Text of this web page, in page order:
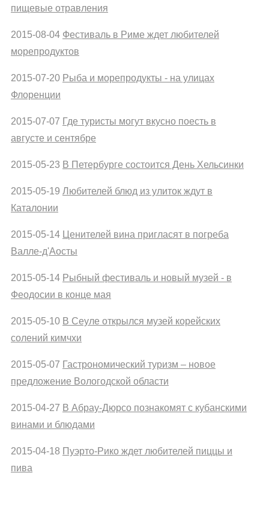
пищевые отравления
2015-08-04 Фестиваль в Риме ждет любителей
морепродуктов
2015-07-20 Рыба и морепродукты - на улицах
Флоренции
2015-07-07 Где туристы могут вкусно поесть в
августе и сентябре
2015-05-23 В Петербурге состоится День Хельсинки
2015-05-19 Любителей блюд из улиток ждут в
Каталонии
2015-05-14 Ценителей вина пригласят в погреба
Валле-д'Аосты
2015-05-14 Рыбный фестиваль и новый музей - в
Феодосии в конце мая
2015-05-10 В Сеуле открылся музей корейских
солений кимчхи
2015-05-07 Гастрономический туризм – новое
предложение Вологодской области
2015-04-27 В Абрау-Дюрсо познакомят с кубанскими
винами и блюдами
2015-04-18 Пуэрто-Рико ждет любителей пиццы и
пива